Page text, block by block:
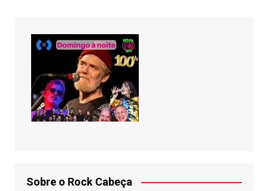
Sobre o Rock Cabeça